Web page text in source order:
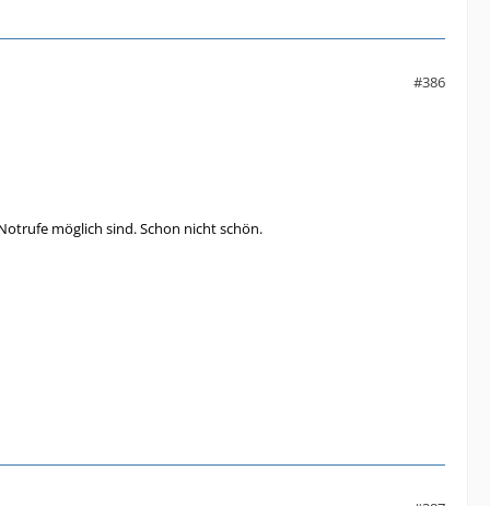
#386
möglich sind. Schon nicht schön.